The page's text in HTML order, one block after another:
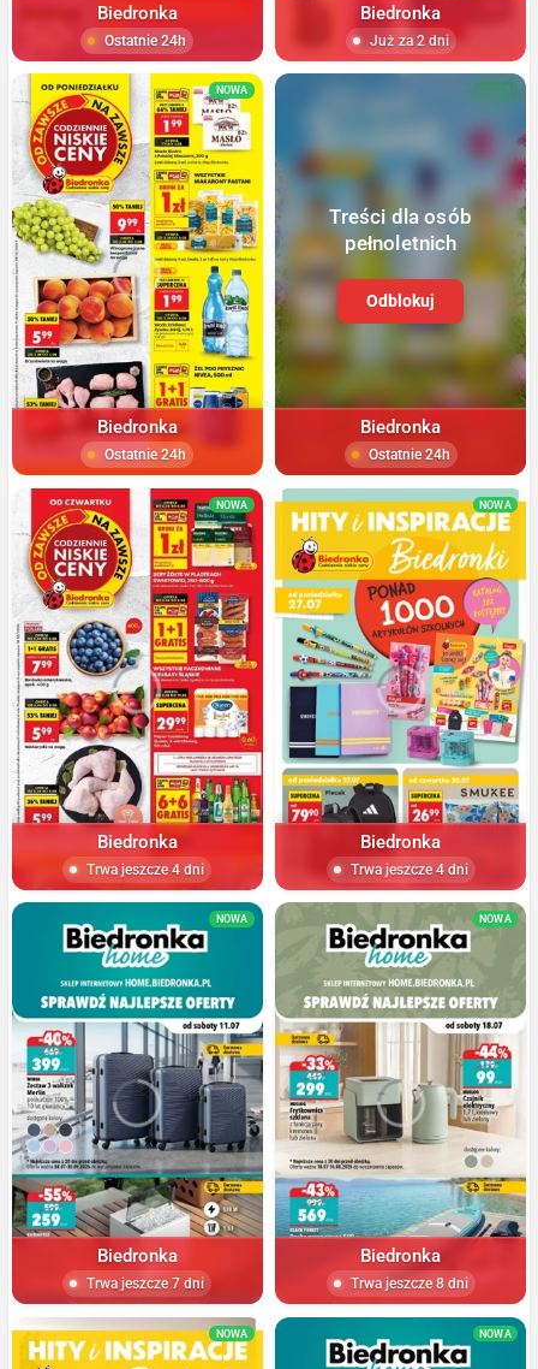
Biedronka
Ostatnie 24h
Biedronka
Już za 2 dni
NOWA
Biedronka
Ostatnie 24h
Treści dla osób
pełnoletnich
Odblokuj
Biedronka
Ostatnie 24h
NOWA
Biedronka
Trwa jeszcze 4 dni
NOWA
Biedronka
Trwa jeszcze 4 dni
NOWA
Biedronka
Trwa jeszcze 7 dni
NOWA
Biedronka
Trwa jeszcze 8 dni
NOWA NOWA